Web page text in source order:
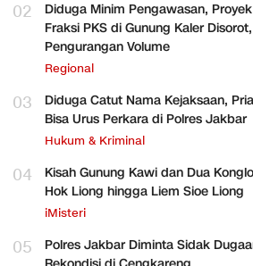
02
Diduga Minim Pengawasan,
Fraksi PKS di Gunung Kaler
Pengurangan Volume
Regional
03
Diduga Catut Nama Kejaksaan,
Bisa Urus Perkara di Polres Jakbar
Hukum & Kriminal
04
Kisah Gunung Kawi dan Dua
Hok Liong hingga Liem Sioe Liong
iMisteri
05
Polres Jakbar Diminta Sidak